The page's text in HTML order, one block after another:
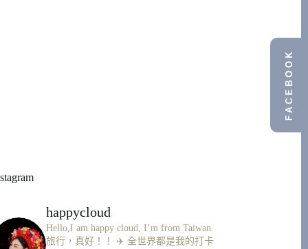
happycloud
Hello,I am happy cloud, I’m from Taiwan.
旅行，真好！！ ✈️ 全世界都是我的打卡
FACEBOOK